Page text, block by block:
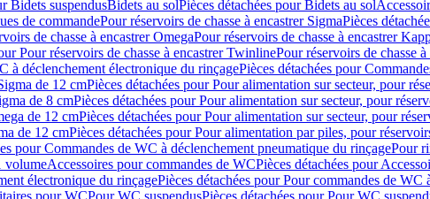
Bidets suspendusBidets au solPièces détachées pour Bidets au sol
de commandePour réservoirs de chasse à encastrer SigmaPièces
de chasse à encastrer OmegaPour réservoirs de chasse à encastrer
Pour réservoirs de chasse à encastrer TwinlinePour réservoirs de chasse
à déclenchement électronique du rinçagePièces détachées pour
de 12 cmPièces détachées pour Pour alimentation sur secteur, pour
de 8 cmPièces détachées pour Pour alimentation sur secteur, pour
de 12 cmPièces détachées pour Pour alimentation sur secteur, pour
de 12 cmPièces détachées pour Pour alimentation par piles, pour
pour Commandes de WC à déclenchement pneumatique du rinçagePour
volumeAccessoires pour commandes de WCPièces détachées pour
électronique du rinçagePièces détachées pour Pour commandes de
pour WCPour WC suspendusPièces détachées pour Pour WC